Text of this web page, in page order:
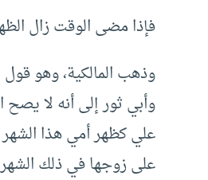
فإذا مضى الوقت زال
وذهب المالكية، وهو
وأبي ثور إلى أنه لا يصح
علي كظهر أمي هذا الشهر
على زوجها في ذلك